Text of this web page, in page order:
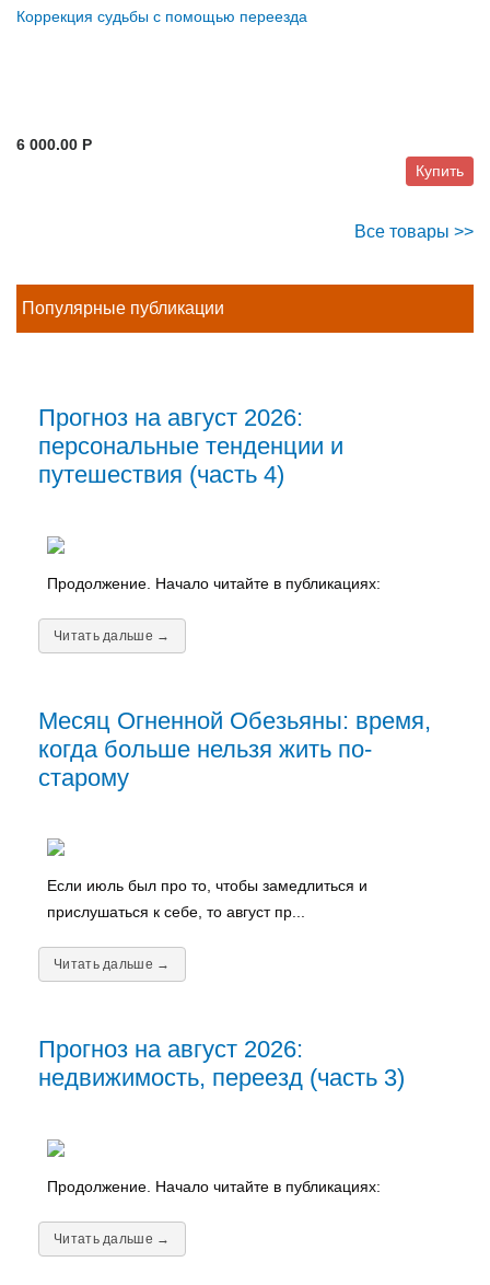
Коррекция судьбы с помощью переезда
6 000.00 P
Купить
Все товары >>
Популярные публикации
Прогноз на август 2026:
персональные тенденции и
путешествия (часть 4)
Продолжение. Начало читайте в публикациях:
Читать дальше →
Месяц Огненной Обезьяны: время,
когда больше нельзя жить по-
старому
Если июль был про то, чтобы замедлиться и
прислушаться к себе, то август пр...
Читать дальше →
Прогноз на август 2026:
недвижимость, переезд (часть 3)
Продолжение. Начало читайте в публикациях:
Читать дальше →